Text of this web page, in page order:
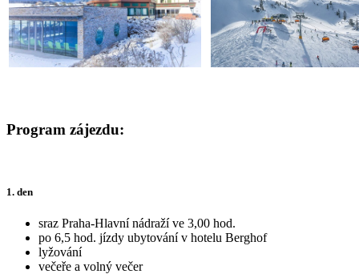
Program zájezdu:
1. den
sraz Praha-Hlavní nádraží ve 3,00 hod.
po 6,5 hod. jízdy ubytování v hotelu Berghof
lyžování
večeře a volný večer